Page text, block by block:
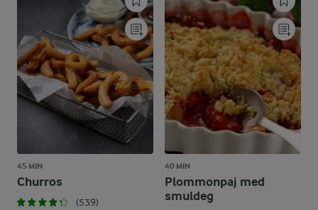
45 MIN
Churros
(539)
40 MIN
Plommonpaj med
smuldeg